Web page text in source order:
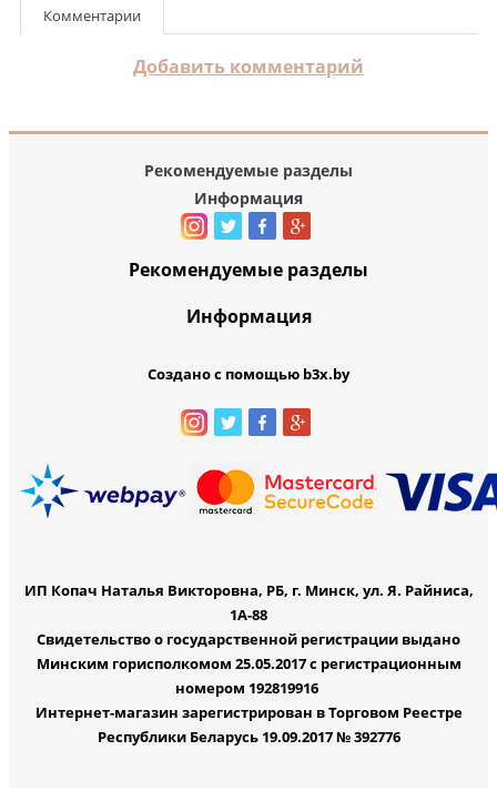
Комментарии
Добавить комментарий
Рекомендуемые разделы
Информация
Рекомендуемые разделы
Информация
Создано с помощью b3x.by
ИП Копач Наталья Викторовна, РБ, г. Минск, ул. Я. Райниса,
1А-88
Свидетельство о государственной регистрации выдано
Минским горисполкомом 25.05.2017 с регистрационным
номером 192819916
Интернет-магазин зарегистрирован в Торговом Реестре
Республики Беларусь 19.09.2017 № 392776